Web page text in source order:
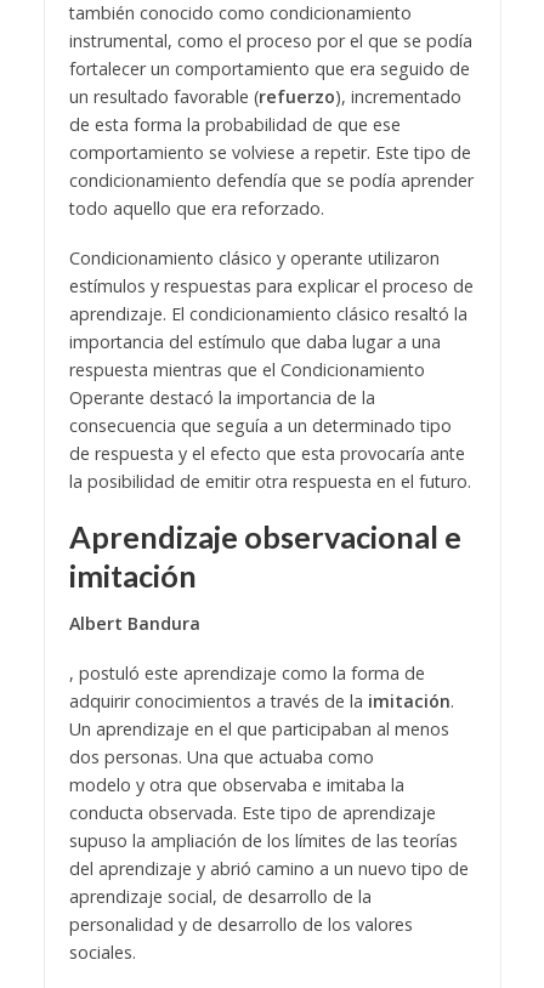
también conocido como condicionamiento
instrumental, como el proceso por el que se podía
fortalecer un comportamiento que era seguido de
un resultado favorable (refuerzo), incrementado
de esta forma la probabilidad de que ese
comportamiento se volviese a repetir. Este tipo de
condicionamiento defendía que se podía aprender
todo aquello que era reforzado.
Condicionamiento clásico y operante utilizaron
estímulos y respuestas para explicar el proceso de
aprendizaje. El condicionamiento clásico resaltó la
importancia del estímulo que daba lugar a una
respuesta mientras que el Condicionamiento
Operante destacó la importancia de la
consecuencia que seguía a un determinado tipo
de respuesta y el efecto que esta provocaría ante
la posibilidad de emitir otra respuesta en el futuro.
Aprendizaje observacional e
imitación
Albert Bandura
, postuló este aprendizaje como la forma de
adquirir conocimientos a través de la imitación.
Un aprendizaje en el que participaban al menos
dos personas. Una que actuaba como
modelo y otra que observaba e imitaba la
conducta observada. Este tipo de aprendizaje
supuso la ampliación de los límites de las teorías
del aprendizaje y abrió camino a un nuevo tipo de
aprendizaje social, de desarrollo de la
personalidad y de desarrollo de los valores
sociales.